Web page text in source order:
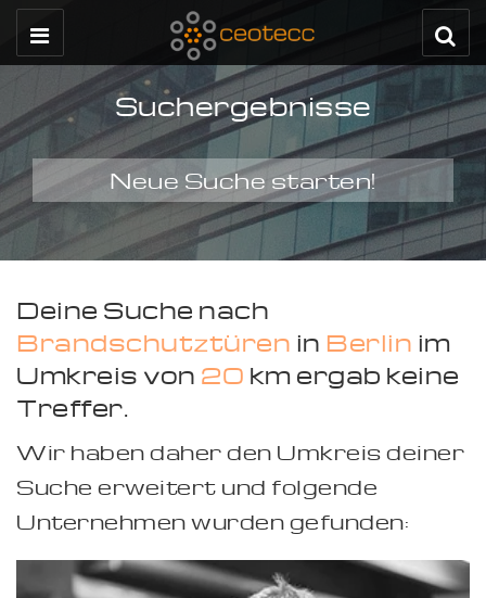
Suchergebnisse
Neue Suche starten!
Deine Suche nach
Brandschutztüren in Berlin im
Umkreis von 20 km ergab keine
Treffer.
Wir haben daher den Umkreis deiner
Suche erweitert und folgende
Unternehmen wurden gefunden: